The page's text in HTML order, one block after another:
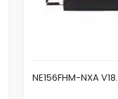
NE156FHM-NXA